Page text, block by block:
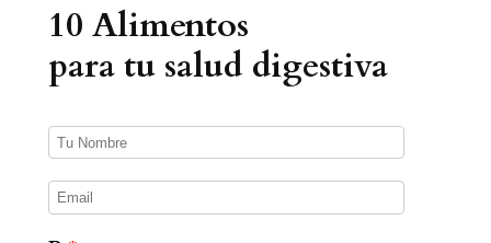
o
d
c
t
s
10 Alimentos
para tu salud digestiva